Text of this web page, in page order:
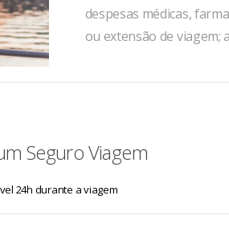
despesas médicas,
ou extensão de viagem;
Seguro Viagem
24h durante a viagem